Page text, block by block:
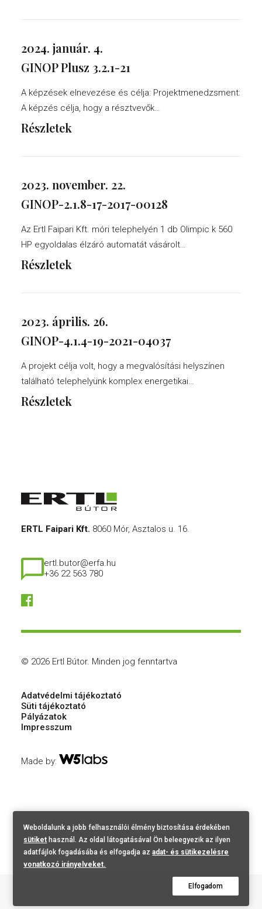
2024. január. 4.
GINOP Plusz 3.2.1-21
A képzések elnevezése és célja: Projektmenedzsment:
A képzés célja, hogy a résztvevők…
Részletek
2023. november. 22.
GINOP-2.1.8-17-2017-00128
Az Ertl Faipari Kft. móri telephelyén 1 db Olimpic k 560
HP egyoldalas élzáró automatát vásárolt…
Részletek
2023. április. 26.
GINOP-4.1.4-19-2021-04037
A projekt célja volt, hogy a megvalósítási helyszínen
található telephelyünk komplex energetikai…
Részletek
ERTL Faipari Kft. 8060 Mór, Asztalos u. 16.
ertl.butor@erfa.hu
+36 22 563 780
© 2026 Ertl Bútor. Minden jog fenntartva
Adatvédelmi tájékoztató
Süti tájékoztató
Pályázatok
Impresszum
Made by:
Weboldalunk a jobb felhasználói élmény biztosítása érdekében
sütiket használ. Az oldal látogatásával Ön beleegyezik az ilyen
adatfájlok fogadásába és elfogadja azadat- és sütikezelésre
vonatkozó irányelveket.
Elfogadom